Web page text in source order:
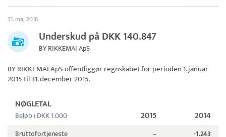
31. maj 2016
Underskud på DKK 140.847
BY RIKKEMAI ApS
BY RIKKEMAI ApSoffentliggør regnskabet for perioden 1. januar
2015 til 31. december 2015.
NØGLETAL
Beløb i DKK 1.000 2015 2014
Bruttofortjeneste – -1.243